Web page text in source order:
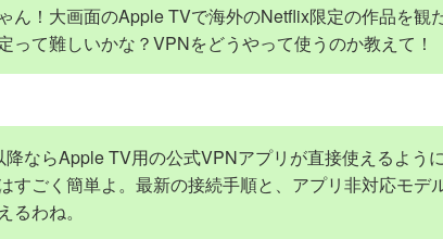
ん！大画面のApple TVで海外のNetflix限定の作品を観
って難しいかな？VPNをどうやって使うのか教えて！
降ならApple TV用の公式VPNアプリが直接使えるよう
すごく簡単よ。最新の接続手順と、アプリ非対応モデ
るわね。